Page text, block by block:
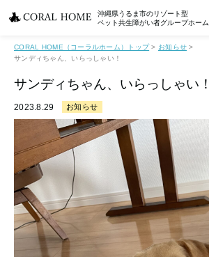
沖縄県うるま市のリゾート型
ペット共生障がい者グループホーム
CORAL HOME（コーラルホーム）トップ> お知らせ >
サンディちゃん、いらっしゃい！
サンディちゃん、いらっしゃい！
2023.8.29 お知らせ